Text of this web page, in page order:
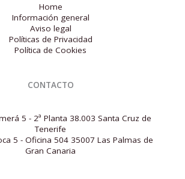
Home
Información general
Aviso legal
Políticas de Privacidad
Política de Cookies
CONTACTO
5 - 2ª Planta 38.003 Santa Cruz de
Tenerife
5 - Oficina 504 35007 Las Palmas de
Gran Canaria